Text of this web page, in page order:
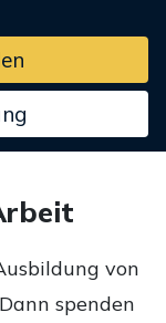
von
spenden